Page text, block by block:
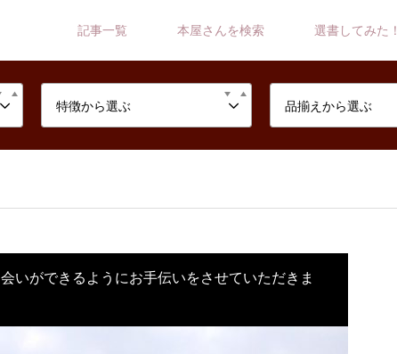
記事一覧 本屋さんを検索 選書してみた！
特徴から選ぶ 品揃えから選ぶ
いができるようにお手伝いをさせていただきま